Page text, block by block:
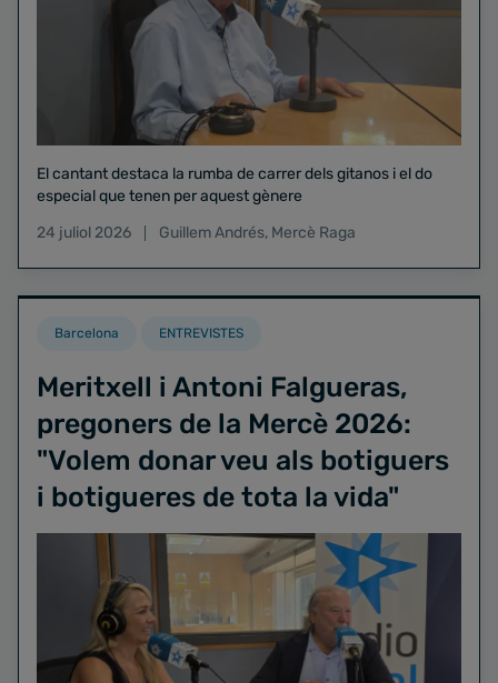
El cantant destaca la rumba de carrer dels gitanos i el do
especial que tenen per aquest gènere
24 juliol 2026
Guillem Andrés, Mercè Raga
Barcelona ENTREVISTES
Meritxell i Antoni Falgueras,
pregoners de la Mercè 2026:
"Volem donar veu als botiguers
i botigueres de tota la vida"